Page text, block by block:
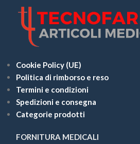
Cookie Policy (UE)
Politica di rimborso e reso
Termini e condizioni
Spedizioni e consegna
Categorie prodotti
FORNITURA MEDICALI